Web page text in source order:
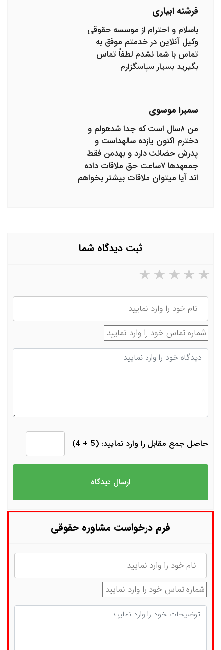
فرشته ابیاری
باسلام و احترام از موسسه حقوقی
وکیل آنلاین در خدمتم موفق به
تماس با شما نشدم لطفاً تماس
بگیرید بسیار سپاسگزارم
سمیرا موسوی
من ۸سال است که جدا شدهولم و
دخترم اکنون یازده سالهداست و
پدرش حضانت دارد و بهدمن فقط
جمعهدها ۷ساعت حق ملاقات داده
اند آیا میتوان ملاقات بیشتر بخواهم
ثبت دیدگاه شما
۵ ستاره از ۵ ۴ ستاره از ۵ ۳ ستاره از ۵ ۲ ستاره از ۵
نام
شماره تماس
دیدگاه
حاصل جمع مقابل را وارد نمایید: (5 + 4)
فرم درخواست مشاوره حقوقی
نام
شماره تماس
توضیحات